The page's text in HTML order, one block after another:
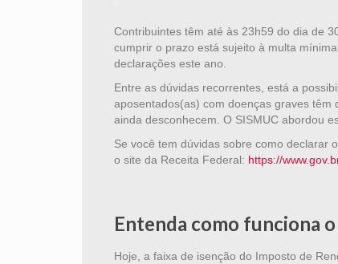
Contribuintes têm até às 23h59 do dia de
cumprir o prazo está sujeito à multa
declarações este ano.
Entre as dúvidas recorrentes, está a
aposentados(as) com doenças graves
ainda desconhecem. O SISMUC abordou
Se você tem dúvidas sobre como declarar
o site da Receita Federal: https://
Entenda como funciona
Hoje, a faixa de isenção do Imposto de